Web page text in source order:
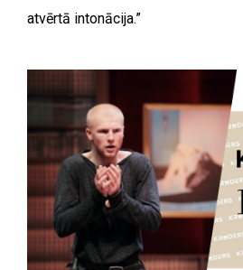
atvērtā intonācija.”